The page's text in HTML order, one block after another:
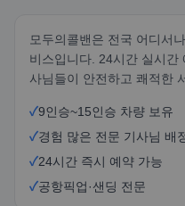
모두의콜밴은 전국 어디서
비스입니다. 24시간 실시간
사님들이 안전하고 쾌적한
✓9인승~15인승 차량 보유
✓경험 많은 전문 기사님 배
✓24시간 즉시 예약 가능
✓공항픽업·샌딩 전문